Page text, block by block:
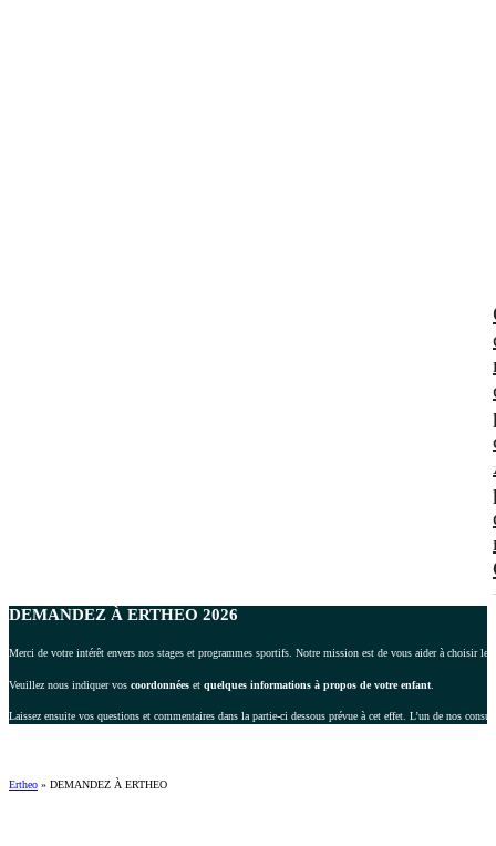
DEMANDEZ À ERTHEO 2026
Merci de votre intérêt envers nos stages et programmes sportifs. Notre mission est de vous aider à choisir
Veuillez nous indiquer vos coordonnées et quelques informations à propos de votre enfant
Laissez ensuite vos questions et commentaires dans la partie-ci dessous prévue à cet effet. L’un de nos
Ertheo » DEMANDEZ À ERTHEO